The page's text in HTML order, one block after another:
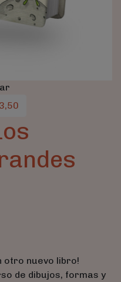
otro nuevo libro!
de dibujos, formas y